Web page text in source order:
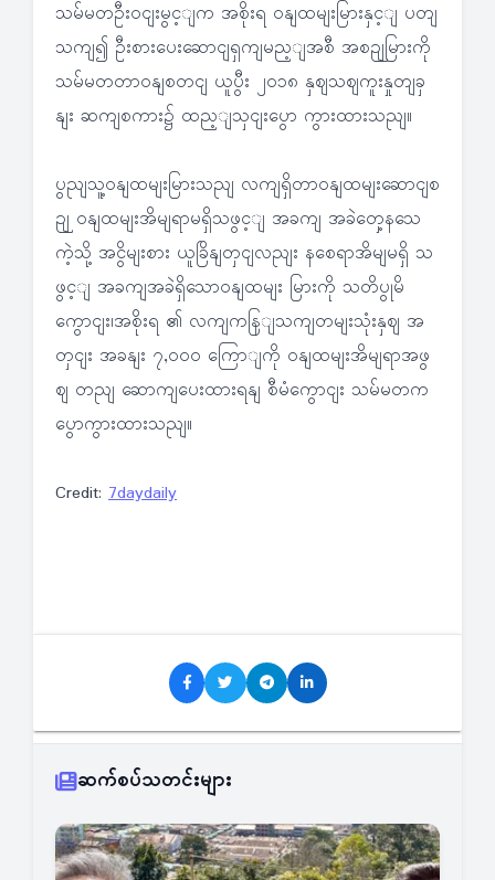
သမ်မတဦးဝငျးမွင့ျက အစိုးရ ဝနျထမျးမြားနှင့ျ ပတျ
သကျ၍ ဦးစားပေးဆောငျရှကျမည့ျအစီ အစဉျမြားကို
သမ်မတတာဝနျစတငျ ယူပွီး ၂၀၁၈ နှဈသဈကူးနှုတျခှ
နျး ဆကျစကား၌ ထည့ျသှငျးပွော ကွားထားသညျ။
ပွညျသူ့ဝနျထမျးမြားသညျ လကျရှိတာဝနျထမျးဆောငျစ
ဉျ ဝနျထမျးအိမျရာမရှိသဖွင့ျ အခကျ အခဲတှေ့နသေ
ကဲ့သို့ အငွိမျးစား ယူခြိနျတှငျလညျး နစေရာအိမျမရှိ သ
ဖွင့ျ အခကျအခဲရှိသောဝနျထမျး မြားကို သတိပွုမိ
ကွောငျး၊အစိုးရ ၏ လကျကနြျသကျတမျးသုံးနှဈ အ
တှငျး အခနျး ၇,၀၀၀ ကြောျကို ဝနျထမျးအိမျရာအဖွ
ဈ တညျ ဆောကျပေးထားရနျ စီမံကွောငျး သမ်မတက
ပွောကွားထားသညျ။
Credit: 7daydaily
ဆက်စပ်သတင်းများ